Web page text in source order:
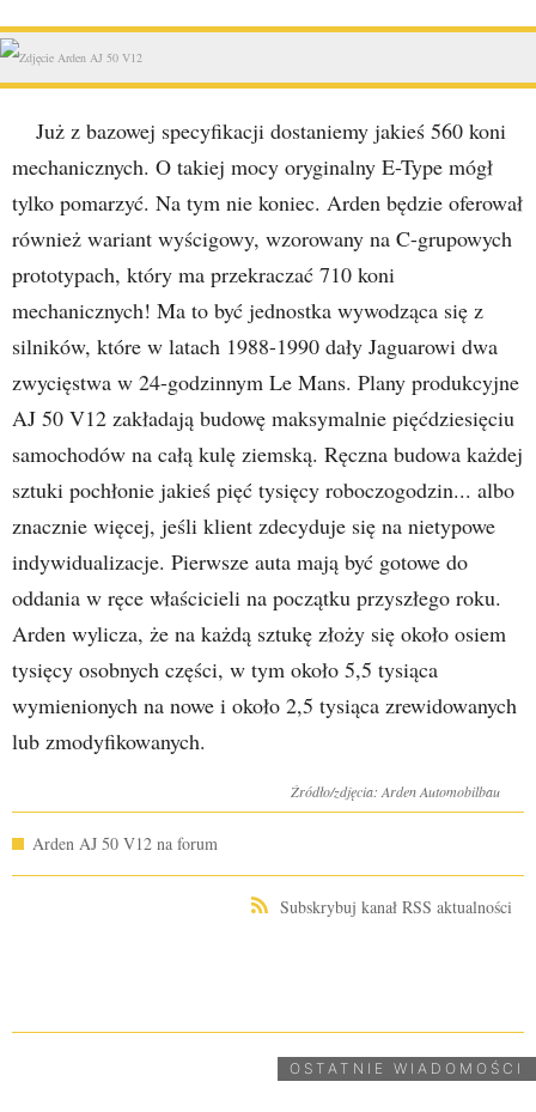
Już z bazowej specyfikacji dostaniemy jakieś 560 koni
mechanicznych. O takiej mocy oryginalny E-Type mógł
tylko pomarzyć. Na tym nie koniec. Arden będzie oferował
również wariant wyścigowy, wzorowany na C-grupowych
prototypach, który ma przekraczać 710 koni
mechanicznych! Ma to być jednostka wywodząca się z
silników, które w latach 1988-1990 dały Jaguarowi dwa
zwycięstwa w 24-godzinnym Le Mans. Plany produkcyjne
AJ 50 V12 zakładają budowę maksymalnie pięćdziesięciu
samochodów na całą kulę ziemską. Ręczna budowa każdej
sztuki pochłonie jakieś pięć tysięcy roboczogodzin... albo
znacznie więcej, jeśli klient zdecyduje się na nietypowe
indywidualizacje. Pierwsze auta mają być gotowe do
oddania w ręce właścicieli na początku przyszłego roku.
Arden wylicza, że na każdą sztukę złoży się około osiem
tysięcy osobnych części, w tym około 5,5 tysiąca
wymienionych na nowe i około 2,5 tysiąca zrewidowanych
lub zmodyfikowanych.
Źródło/zdjęcia: Arden Automobilbau
Arden AJ 50 V12 na forum
Subskrybuj kanał RSS aktualności
OSTATNIE WIADOMOŚCI